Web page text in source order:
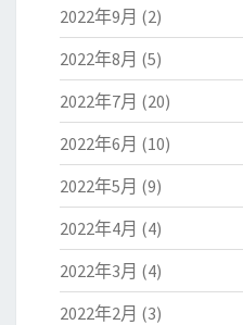
2022年9月 (2)
2022年8月 (5)
2022年7月 (20)
2022年6月 (10)
2022年5月 (9)
2022年4月 (4)
2022年3月 (4)
2022年2月 (3)